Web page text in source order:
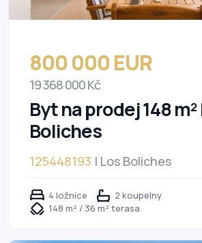
800 000 EUR
19 368 000 Kč
Byt na prodej 148
Boliches
125448193 | Los Boliches
4 ložnice
2 koupelny
148 m² / 36 m² terasa